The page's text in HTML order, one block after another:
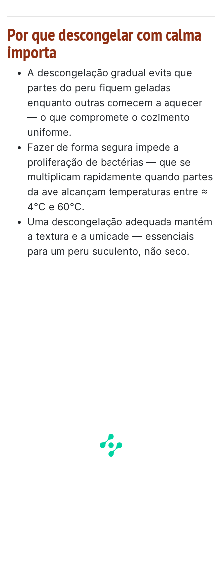
Por que descongelar com calma
importa
A descongelação gradual evita que
partes do peru fiquem geladas
enquanto outras comecem a aquecer
— o que compromete o cozimento
uniforme.
Fazer de forma segura impede a
proliferação de bactérias — que se
multiplicam rapidamente quando partes
da ave alcançam temperaturas entre ≈
4°C e 60°C.
Uma descongelação adequada mantém
a textura e a umidade — essenciais
para um peru suculento, não seco.